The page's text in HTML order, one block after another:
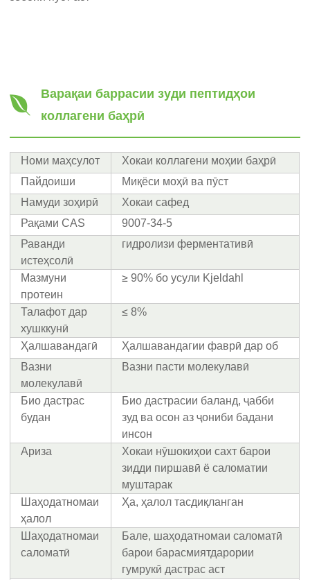
Варақаи баррасии зуди пептидҳои
коллагени баҳрӣ
Номи маҳсулот
Хокаи коллагени моҳии баҳрӣ
Пайдоиши
Миқёси моҳӣ ва пӯст
Намуди зоҳирӣ
Хокаи сафед
Рақами CAS
9007-34-5
Раванди
истеҳсолӣ
гидролизи ферментативӣ
Мазмуни
протеин
≥ 90% бо усули Kjeldahl
Талафот дар
хушккунӣ
≤ 8%
Ҳалшавандагӣ
Ҳалшавандагии фаврӣ дар об
Вазни
молекулавӣ
Вазни пасти молекулавӣ
Био дастрас
будан
Био дастрасии баланд, ҷабби
зуд ва осон аз ҷониби бадани
инсон
Ариза
Хокаи нӯшокиҳои сахт барои
зидди пиршавӣ ё саломатии
муштарак
Шаҳодатномаи
ҳалол
Ҳа, ҳалол тасдиқланган
Шаҳодатномаи
саломатӣ
Бале, шаҳодатномаи саломатӣ
барои барасмиятдарории
гумрукӣ дастрас аст